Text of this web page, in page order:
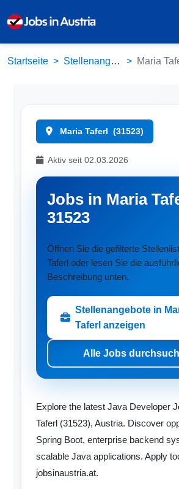
Startseite Stellenangebote Maria Taferl
Maria Taferl (31523)
Aktiv seit 02.03.2026
Jobs in Maria
31523
Öffnen Sie die gefilterte
Taferl oder lesen Sie die
Beschreibung unten.
Stellenangebote in
Taferl anzeigen
Alle Jobs
Explore the latest Java Developer
Taferl (31523), Austria. Discover
Spring Boot, enterprise backend
scalable Java applications. Apply
jobsinaustria.at.